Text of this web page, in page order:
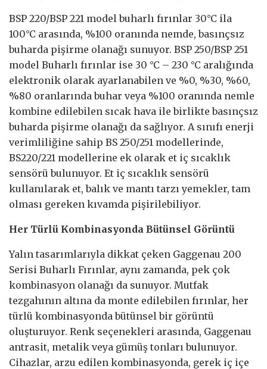
BSP 220/BSP 221 model buharlı fırınlar 30°C ila
100°C arasında, %100 oranında nemde, basınçsız
buharda pişirme olanağı sunuyor. BSP 250/BSP 251
model Buharlı fırınlar ise 30 °C – 230 °C aralığında
elektronik olarak ayarlanabilen ve %0, %30, %60,
%80 oranlarında buhar veya %100 oranında nemle
kombine edilebilen sıcak hava ile birlikte basınçsız
buharda pişirme olanağı da sağlıyor. A sınıfı enerji
verimliliğine sahip BS 250/251 modellerinde,
BS220/221 modellerine ek olarak et iç sıcaklık
sensörü bulunuyor. Et iç sıcaklık sensörü
kullanılarak et, balık ve mantı tarzı yemekler, tam
olması gereken kıvamda pişirilebiliyor.
Her Türlü Kombinasyonda Bütünsel Görüntü
Yalın tasarımlarıyla dikkat çeken Gaggenau 200
Serisi Buharlı Fırınlar, aynı zamanda, pek çok
kombinasyon olanağı da sunuyor. Mutfak
tezgahının altına da monte edilebilen fırınlar, her
türlü kombinasyonda bütünsel bir görüntü
oluşturuyor. Renk seçenekleri arasında, Gaggenau
antrasit, metalik veya gümüş tonları bulunuyor.
Cihazlar, arzu edilen kombinasyonda, gerek iç içe